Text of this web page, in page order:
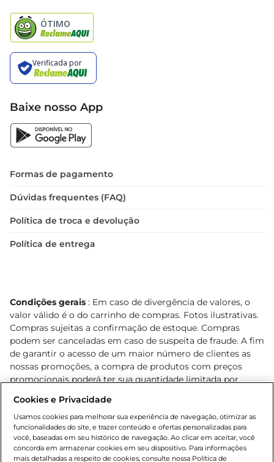
Baixe nosso App
Formas de pagamento
Dúvidas frequentes (FAQ)
Política de troca e devolução
Política de entrega
Condições gerais : Em caso de divergência de valores, o
valor válido é o do carrinho de compras. Fotos ilustrativas.
Compras sujeitas a confirmação de estoque. Compras
podem ser canceladas em caso de suspeita de fraude. A fim
de garantir o acesso de um maior número de clientes as
nossas promoções, a compra de produtos com preços
promocionais poderá ter sua quantidade limitada por
o e-commerce e válidos durante o dia de hoje, podendo
sofrer alterações sem prévia notificação. Proibida a venda
de bebidas alcoólicas para menores de 18 anos, conforme
Lei n.º 8069/90, art. 81, inciso II (Estatuto da Criança e do
Adolescente). Preços e condições exclusivos para o
Cookies e Privacidade
Usamos cookies para melhorar sua experiência de navegação, otimizar as
funcionalidades do site, e trazer conteúdo e ofertas personalizadas para
você, baseadas em seu histórico de navegação. Ao clicar em aceitar, você
concorda em armazenar cookies em seu dispositivo. Para informações
mais detalhadas a respeito de cookies, consulte nossa Política de